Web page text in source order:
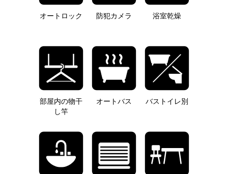
オートロック 防犯カメラ 浴室乾燥
部屋内の物干
し竿
オートバス バストイレ別